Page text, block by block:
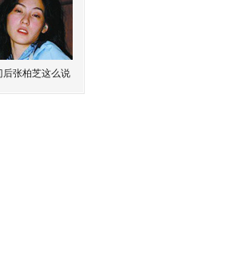
后张柏芝这么说